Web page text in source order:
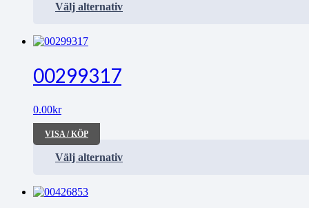
Välj alternativ
00299317
0.00kr
VISA / KÖP
Välj alternativ